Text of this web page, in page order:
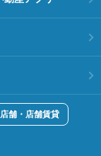
舗・店舗賃貸